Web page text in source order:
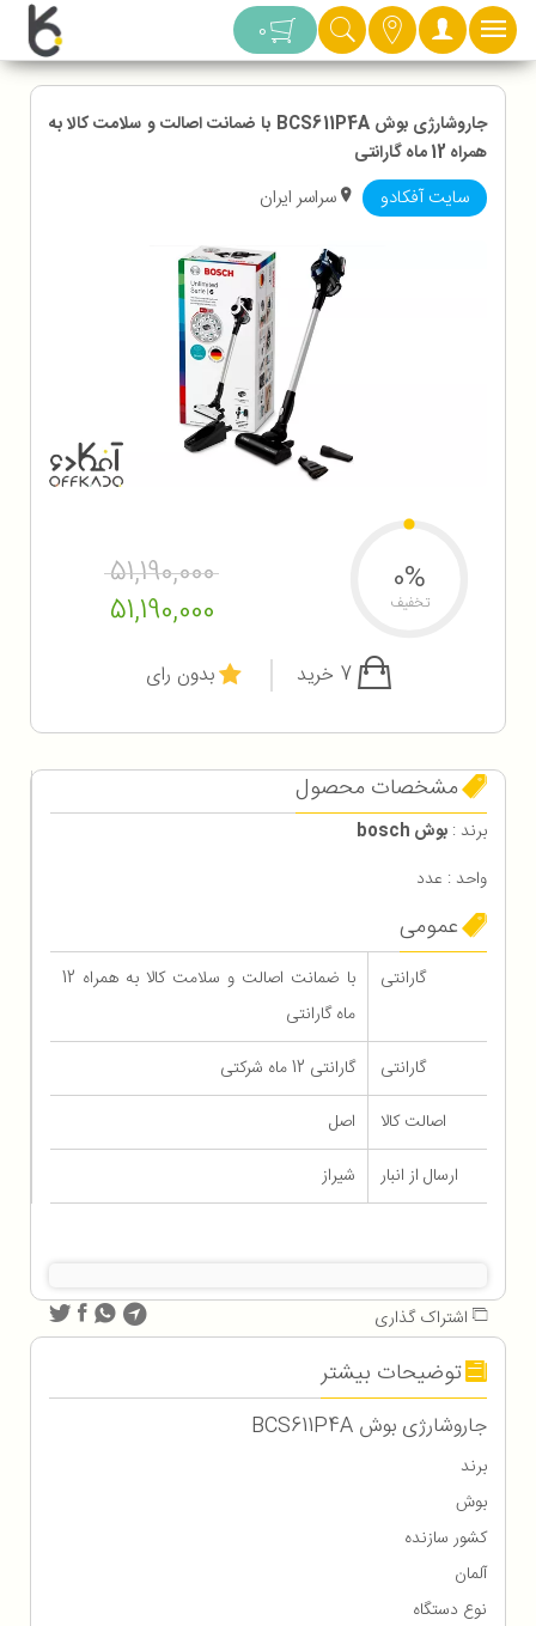
دسته بندی 0
جاروشارژی بوش BCS611P4A با ضمانت اصالت و سلامت کالا به
همراه 12 ماه گارانتی
سایت آفکادو سراسر ایران
51,190,000
51,190,000
0%
تخفیف
7 خرید بدون رای
مشخصات محصول
برند : بوش bosch
واحد : عدد
عمومی
گارانتی
با ضمانت اصالت و سلامت کالا به همراه 12
ماه گارانتی
گارانتی
گارانتی 12 ماه شرکتی
اصالت کالا
اصل
ارسال از انبار
شیراز
اشتراک گذاری
توضیحات بیشتر
جاروشارژی بوش BCS611P4A
برند
بوش
کشور سازنده
آلمان
نوع دستگاه